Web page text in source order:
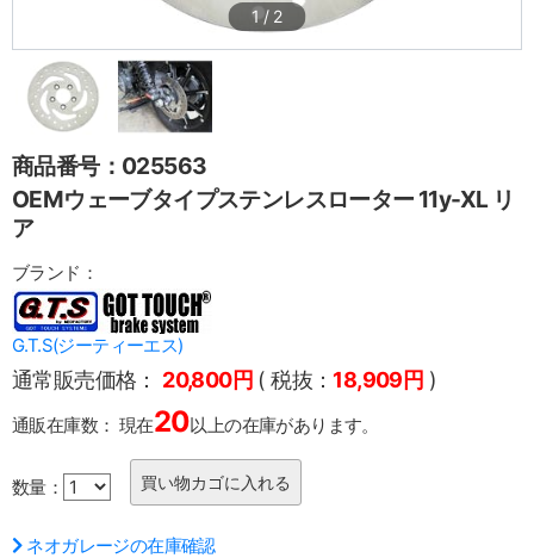
1/ 2
商品番号：025563
OEMウェーブタイプステンレスローター 11y-XL リ
ア
ブランド：
G.T.S(ジーティーエス)
通常販売価格： 20,800円 ( 税抜： 18,909円 )
通販在庫数： 現在20以上の在庫があります。
数量：
ネオガレージの在庫確認